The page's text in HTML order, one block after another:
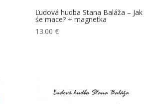
Ľudová hudba Stana Baláža – Jak
śe mace? + magnetka
13.00 €